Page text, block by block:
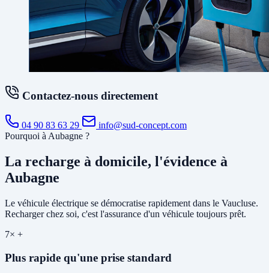
Contactez-nous directement
04 90 83 63 29
info@sud-concept.com
Pourquoi à Aubagne ?
La recharge à domicile, l'évidence à
Aubagne
Le véhicule électrique se démocratise rapidement dans le Vaucluse.
Recharger chez soi, c'est l'assurance d'un véhicule toujours prêt.
7× +
Plus rapide qu'une prise standard